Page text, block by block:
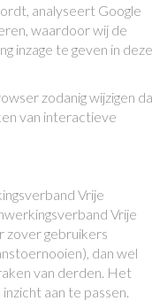
analyseert Google
waardoor wij de
inzage te geven in deze
zodanig wijzigen
van interactieve
Vrije
Vrije
zover gebruikers
dan wel
van derden. Het
aan te passen.